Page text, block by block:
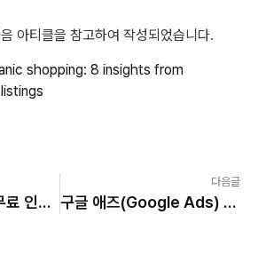
아티클을 참고하여 작성되었습니다.
shopping: 8 insights from
꼭 알고 있어야 할 무료 인스타그램 SEO 전략 8가지
다음글
구글 애즈(Google Ads) 숨겨진 검색어 문제: 광고주가 놓치는 수백만 달러와 5가지 대응 전략